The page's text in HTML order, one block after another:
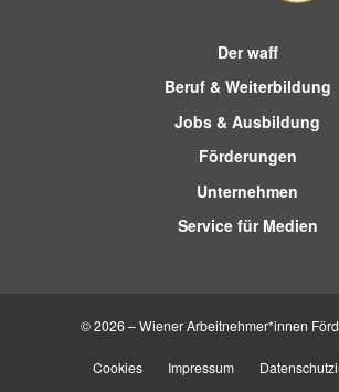
Der waff
Beruf & Weiterbildung
Jobs & Ausbildung
Förderungen
Unternehmen
Service für Medien
© 2026 – Wiener Arbeitnehmer*innen
Cookies Impressum